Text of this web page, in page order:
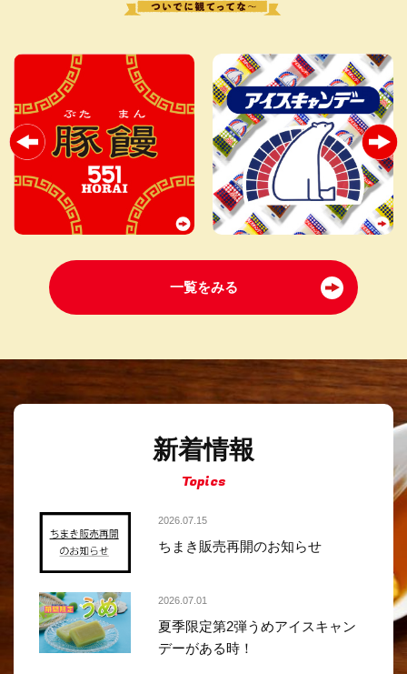
一覧をみる
新着情報
Topics
2026.07.15
ちまき販売再開のお知らせ
2026.07.01
夏季限定第2弾うめアイスキャン
デーがある時！